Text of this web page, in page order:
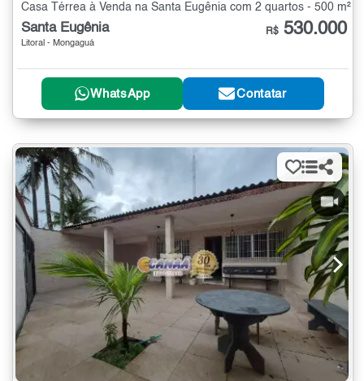
Casa Térrea à Venda na Santa Eugênia com 2 quartos - 500 m²
Santa Eugênia
Litoral - Mongaguá
R$ 530.000
WhatsApp Contatar